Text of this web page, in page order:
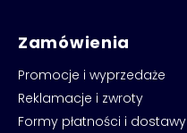
Zamówienia
Promocje i wyprzedaże
Reklamacje i zwroty
Formy płatności i dostawy